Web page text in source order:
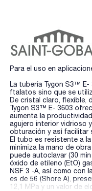
Para el uso en
La tubería Tygon S3™ E-
ftalatos sino que se
De cristal claro, flexible,
Tygon S3™ E- 3603
aumenta la
agujero interior vidrioso
obturación y así facilitar
El tubo es resistente a
minimiza la mano de
puede autoclavar (30
óxido de etileno (EtO)
NSF 3 -A, así como con
es de 56 (Shore A),
12,1 MPa y un valor de